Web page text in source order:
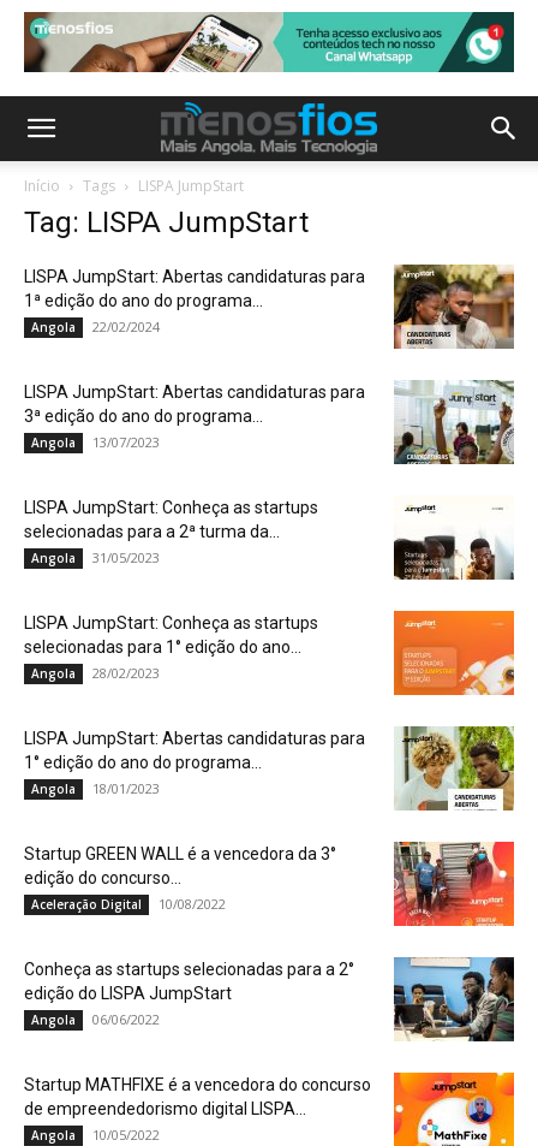
Início Tags LISPA JumpStart
Tag: LISPA JumpStart
LISPA JumpStart: Abertas candidaturas para
1ª edição do ano do programa...
Angola 22/02/2024
LISPA JumpStart: Abertas candidaturas para
3ª edição do ano do programa...
Angola 13/07/2023
LISPA JumpStart: Conheça as startups
selecionadas para a 2ª turma da...
Angola 31/05/2023
LISPA JumpStart: Conheça as startups
selecionadas para 1° edição do ano...
Angola 28/02/2023
LISPA JumpStart: Abertas candidaturas para
1° edição do ano do programa...
Angola 18/01/2023
Startup GREEN WALL é a vencedora da 3°
edição do concurso...
Aceleração Digital 10/08/2022
Conheça as startups selecionadas para a 2°
edição do LISPA JumpStart
Angola 06/06/2022
Startup MATHFIXE é a vencedora do concurso
de empreendedorismo digital LISPA...
Angola 10/05/2022